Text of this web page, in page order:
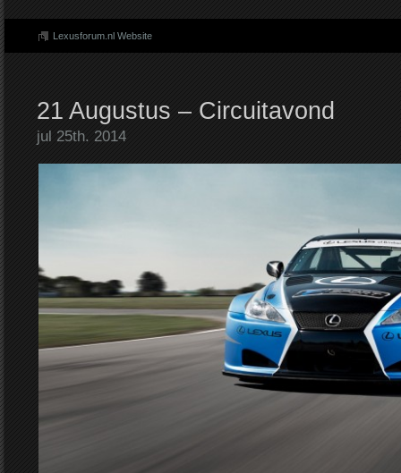
Lexusforum.nl Website
21 Augustus – Circuitavond
jul 25th. 2014